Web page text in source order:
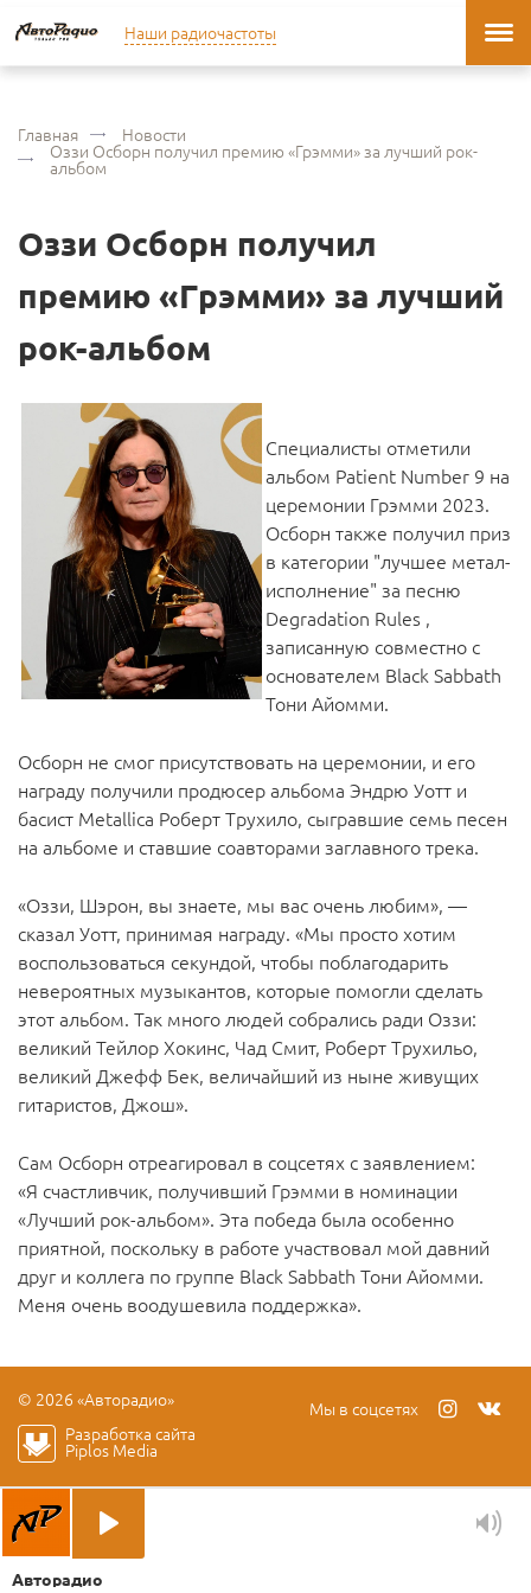
Наши радиочастоты
Главная Новости
Оззи Осборн получил премию «Грэмми» за лучший рок-
альбом
Оззи Осборн получил
премию «Грэмми» за лучший
рок-альбом
Специалисты отметили
альбом Patient Number 9 на
церемонии Грэмми 2023.
Осборн также получил приз
в категории "лучшее метал-
исполнение" за песню
Degradation Rules ,
записанную совместно с
основателем Black Sabbath
Тони Айомми.
Осборн не смог присутствовать на церемонии, и его
награду получили продюсер альбома Эндрю Уотт и
басист Metallica Роберт Трухило, сыгравшие семь песен
на альбоме и ставшие соавторами заглавного трека.
«Оззи, Шэрон, вы знаете, мы вас очень любим», —
сказал Уотт, принимая награду. «Мы просто хотим
воспользоваться секундой, чтобы поблагодарить
невероятных музыкантов, которые помогли сделать
этот альбом. Так много людей собрались ради Оззи:
великий Тейлор Хокинс, Чад Смит, Роберт Трухильо,
великий Джефф Бек, величайший из ныне живущих
гитаристов, Джош».
Сам Осборн отреагировал в соцсетях с заявлением:
«Я счастливчик, получивший Грэмми в номинации
«Лучший рок-альбом». Эта победа была особенно
приятной, поскольку в работе участвовал мой давний
друг и коллега по группе Black Sabbath Тони Айомми.
Меня очень воодушевила поддержка».
© 2026 «Авторадио»
Мы в соцсетях
Разработка сайта
Piplos Media
Авторадио